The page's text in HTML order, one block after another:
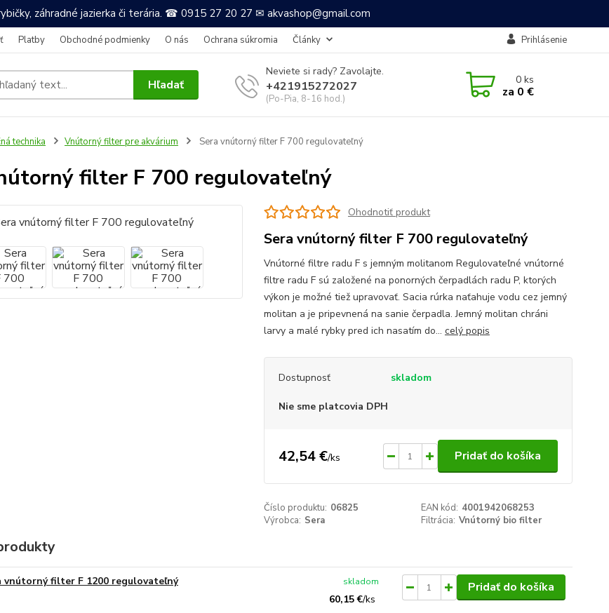
záhradné jazierka či terária. ☎ 0915 27 20 27 ✉ akvashop@gmail.com
Platby Obchodné podmienky O nás Ochrana súkromia Články Prihlásenie
Hľadať
Neviete si rady? Zavolajte.
+421915272027
(Po-Pia, 8-16 hod.)
0ks
za 0 €
technika Vnútorný filter pre akvárium Sera vnútorný filter F 700 regulovateľný
filter F 700 regulovateľný
Ohodnotiť produkt
Sera vnútorný filter F 700 regulovateľný
Vnútorné filtre radu F s jemným molitanom Regulovateľné vnútorné
filtre radu F sú založené na ponorných čerpadlách radu P, ktorých
výkon je možné tiež upravovať. Sacia rúrka naťahuje vodu cez jemný
molitan a je pripevnená na sanie čerpadla. Jemný molitan chráni
larvy a malé rybky pred ich nasatím do... celý popis
Dostupnosť skladom
Nie sme platcovia DPH
42,54 €/ks Pridať do košíka
Číslo produktu: 06825 EAN kód: 4001942068253
Výrobca: Sera Filtrácia: Vnútorný bio filter
vnútorný filter F 1200 regulovateľný
60,15 €/ks
skladom Pridať do košíka